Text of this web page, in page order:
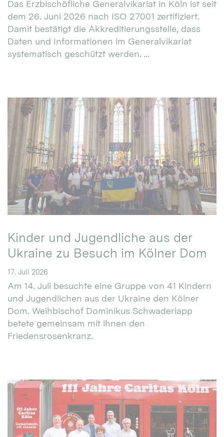
Das Erzbischöfliche Generalvikariat in Köln ist seit
dem 26. Juni 2026 nach ISO 27001 zertifiziert.
Damit bestätigt die Akkreditierungsstelle, dass
Daten und Informationen im Generalvikariat
systematisch geschützt werden. ...
Kinder und Jugendliche aus der
Ukraine zu Besuch im Kölner Dom
17. Juli 2026
Am 14. Juli besuchte eine Gruppe von 41 Kindern
und Jugendlichen aus der Ukraine den Kölner
Dom. Weihbischof Dominikus Schwaderlapp
betete gemeinsam mit ihnen den
Friedensrosenkranz.